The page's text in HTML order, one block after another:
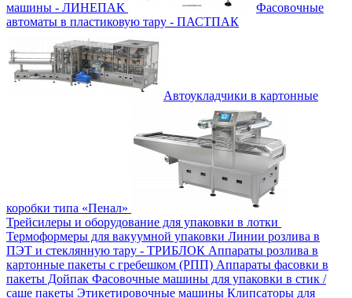
машины - ЛИНЕПАК
Фасовочные
автоматы в пластиковую тару - ПАСТПАК
Автоукладчики в картонные
коробки типа «Пенал»
Трейсилеры и оборудование для упаковки в лотки
Термоформеры для вакуумной упаковки Линии розлива в
ПЭТ и стеклянную тару - ТРИБЛОК Аппараты розлива в
картонные пакеты с гребешком (РПП) Аппараты фасовки в
пакеты Дойпак Фасовочные машины для упаковки в стик /
саше пакеты Этикетировочные машины Клипсаторы для